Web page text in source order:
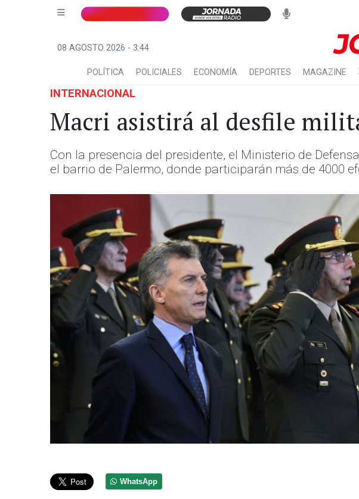
08 AGOSTO 2026 - 3:44
POLÍTICA POLICIALES ECONOMÍA DEPORTES MAGAZINE
INTERNACIONAL
Macri asistirá al desfile
Con la presencia del presidente, el Ministerio de
el barrio de Palermo, donde participarán más de 4000
WhatsApp